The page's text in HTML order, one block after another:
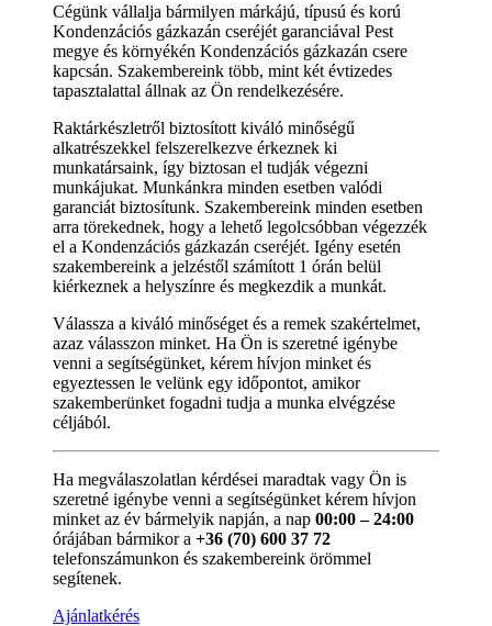
Cégünk vállalja bármilyen márkájú, típusú és korú
Kondenzációs gázkazán cseréjét garanciával Pest
megye és környékén Kondenzációs gázkazán csere
kapcsán. Szakembereink több, mint két évtizedes
tapasztalattal állnak az Ön rendelkezésére.
Raktárkészletről biztosított kiváló minőségű
alkatrészekkel felszerelkezve érkeznek ki
munkatársaink, így biztosan el tudják végezni
munkájukat. Munkánkra minden esetben valódi
garanciát biztosítunk. Szakembereink minden esetben
arra törekednek, hogy a lehető legolcsóbban végezzék
el a Kondenzációs gázkazán cseréjét. Igény esetén
szakembereink a jelzéstől számított 1 órán belül
kiérkeznek a helyszínre és megkezdik a munkát.
Válassza a kiváló minőséget és a remek szakértelmet,
azaz válasszon minket. Ha Ön is szeretné igénybe
venni a segítségünket, kérem hívjon minket és
egyeztessen le velünk egy időpontot, amikor
szakemberünket fogadni tudja a munka elvégzése
céljából.
Ha megválaszolatlan kérdései maradtak vagy Ön is
szeretné igénybe venni a segítségünket kérem hívjon
minket az év bármelyik napján, a nap 00:00 – 24:00
órájában bármikor a +36 (70) 600 37 72
telefonszámunkon és szakembereink örömmel
segítenek.
Ajánlatkérés